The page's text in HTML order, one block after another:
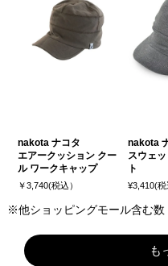
nakota ナコタ
エアークッション クー
ル ワークキャップ
￥3,740(税込）
nakota
スウェ
ト
¥3,410(税
※他ショッピングモール含む数
も